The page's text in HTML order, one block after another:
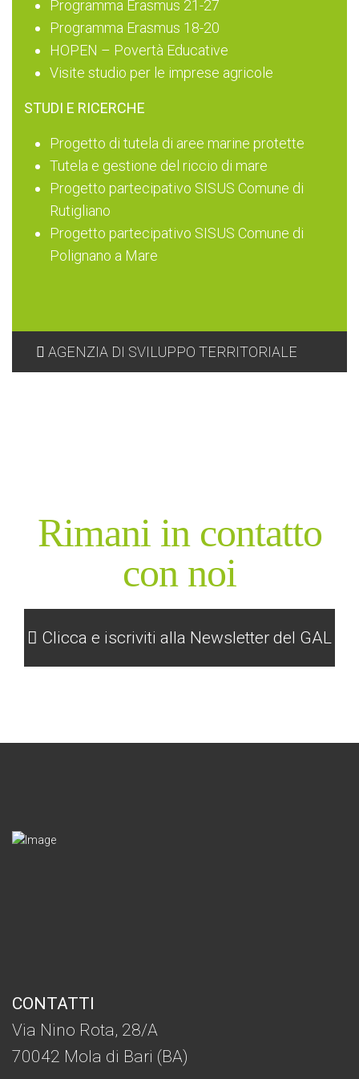
Programma Erasmus 21-27
Programma Erasmus 18-20
HOPEN – Povertà Educative
Visite studio per le imprese agricole
STUDI E RICERCHE
Progetto di tutela di aree marine protette
Tutela e gestione del riccio di mare
Progetto partecipativo SISUS Comune di
Rutigliano
Progetto partecipativo SISUS Comune di
Polignano a Mare
AGENZIA DI SVILUPPO TERRITORIALE
Rimani in contatto
con noi
Clicca e iscriviti alla Newsletter del GAL
CONTATTI
Via Nino Rota, 28/A
70042 Mola di Bari (BA)